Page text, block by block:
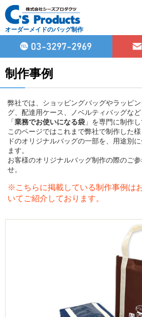
オーダーメイドのバッグ制作
制作事例
弊社では、ショッピングバッグやラッピ
グ、配達用ケース、ノベルティバッグなど
「業務でお使いになる袋 」を専門に制作し
このページではこれまで弊社で制作した
ドのオリジナルバッグの一部を、用途別
ます。
お客様のオリジナルバッグ制作の際のご
せ。
※こちらに掲載している制作事例は
いてご紹介しております。